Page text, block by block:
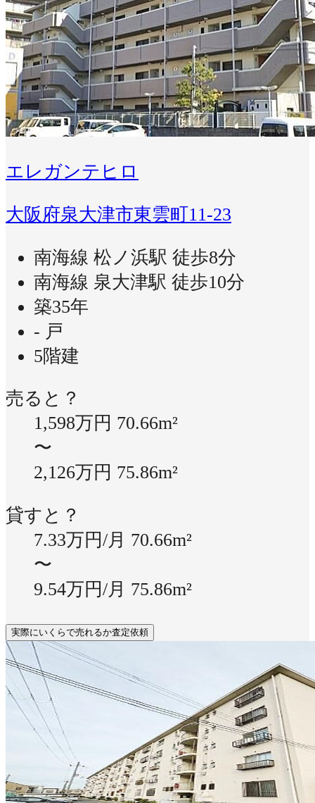
エレガンテヒロ
大阪府泉大津市東雲町11-23
南海線 松ノ浜駅 徒歩8分
南海線 泉大津駅 徒歩10分
築35年
- 戸
5階建
売ると？
1,598万円 70.66m²
〜
2,126万円 75.86m²
貸すと？
7.33万円/月 70.66m²
〜
9.54万円/月 75.86m²
実際にいくらで売れるか査定依頼